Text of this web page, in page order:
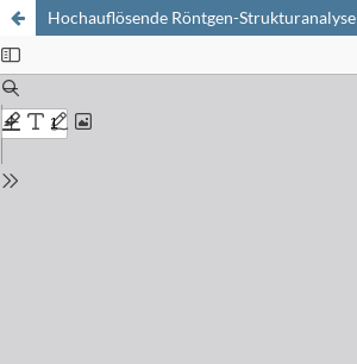
Hochauflösende Röntgen-Strukturanalyse